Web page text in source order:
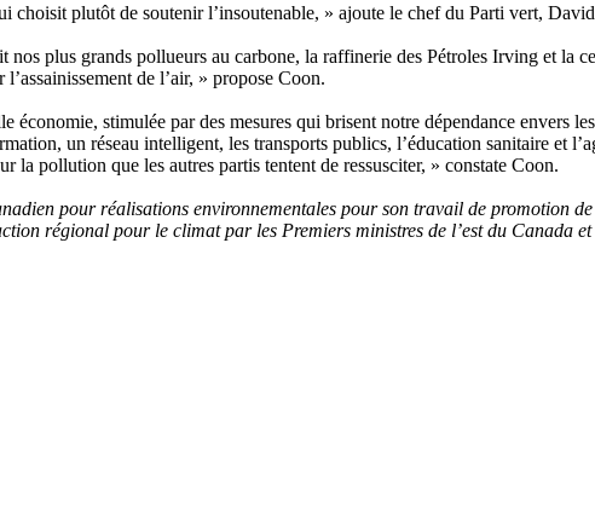
choisit plutôt de soutenir l’insoutenable, » ajoute le chef du Parti vert,
plus grands pollueurs au carbone, la raffinerie des Pétroles Irving et la
de l’air, » propose Coon.
stimulée par des mesures qui brisent notre dépendance envers
un réseau intelligent, les transports publics, l’éducation sanitaire et
la pollution que les autres partis tentent de ressusciter, » constate Coon.
pour réalisations environnementales pour son travail de promotion
régional pour le climat par les Premiers ministres de l’est du Canada